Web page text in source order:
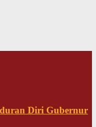
Diri Gubernur